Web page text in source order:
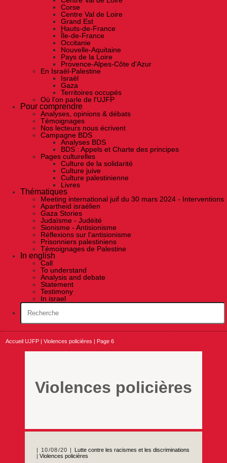
Corse
Centre Val de Loire
Grand Est
Hauts-de-France
Île-de-France
Occitanie
Nouvelle-Aquitaine
Pays de la Loire
Provence-Alpes-Côte d'Azur
En Israël-Palestine
Israël
Gaza
Territoires occupés
Où l'on parle de l'UJFP
Pour comprendre
Analyses, opinions & débats
Témoignages
Nos lecteurs nous écrivent
Campagne BDS
Analyses BDS
BDS : Appels et Charte des principes
Pages culturelles
Culture de la solidarité
Culture juive
Culture palestinienne
Livres
Thématiques
Meeting international juif du 30 mars 2024 - Interventions
Apartheid israélien
Gaza Stories
Judaïsme - Judéité
Sionisme - Antisionisme
Réflexions sur l’antisionisme
Prisonniers palestiniens
Témoignages de Palestine
In english
Call
To understand
Analysis and debate
Statement
Testimony
In israel
Accueil UJFP |Violences policières Page 6
Violences policières
10/08/20
Lutte contre les racismes et les discriminations
|Violences policières